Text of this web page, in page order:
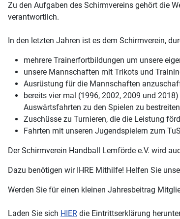
Zu den Aufgaben des Schirmvereins gehört die
verantwortlich.
In den letzten Jahren ist es dem Schirmverein,
mehrere Trainerfortbildungen um unsere
unsere Mannschaften mit Trikots und
Ausrüstung für die Mannschaften
bereits vier mal (1996, 2002, 2009 und
Auswärtsfahrten zu den Spielen zu bestreiten
Zuschüsse zu Turnieren, die die Leistung
Fahrten mit unseren Jugendspielern zum
Der Schirmverein Handball Lemförde e.V. wird
Dazu benötigen wir IHRE Mithilfe! Helfen Sie
Werden Sie für einen kleinen Jahresbeitrag
Laden Sie sich HIER die Eintrittserklärung